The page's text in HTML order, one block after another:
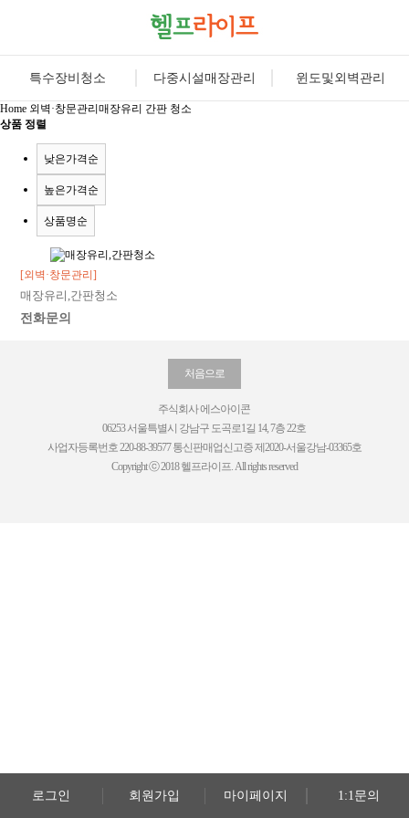
특수장비청소 다중시설매장관리 윈도및외벽관리
로그인 회원가입 마이페이지 1:1문의
Home 외벽·창문관리 매장유리 간판 청소
상품 정렬
낮은가격순
높은가격순
상품명순
[외벽·창문관리]
매장유리,간판청소
전화문의
처음으로
주식회사 에스아이콘
06253 서울특별시 강남구 도곡로1길 14, 7층 22호
사업자등록번호 220-88-39577 통신판매업신고증 제2020-서울강남-03365호
Copyright ⓒ 2018 헬프라이프. All rights reserved